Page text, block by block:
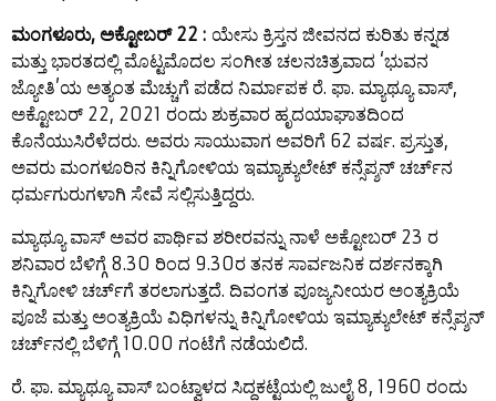
ಮಂಗಳೂರು, ಅಕ್ಟೋಬರ್ 22 : ಯೇಸು ಕ್ರಿಸ್ತನ ಜೀವನದ ಕುರಿತು ಕನ್ನಡ
ಮತ್ತು ಭಾರತದಲ್ಲಿ ಮೊಟ್ಟಮೊದಲ ಸಂಗೀತ ಚಲನಚಿತ್ರವಾದ ‘ಭುವನ
ಜ್ಯೋತಿ’ಯ ಅತ್ಯಂತ ಮೆಚ್ಚುಗೆ ಪಡೆದ ನಿರ್ಮಾಪಕ ರೆ. ಫಾ. ಮ್ಯಾಥ್ಯೂ ವಾಸ್,
ಅಕ್ಟೋಬರ್ 22, 2021 ರಂದು ಶುಕ್ರವಾರ ಹೃದಯಾಘಾತದಿಂದ
ಕೊನೆಯುಸಿರೆಳೆದರು. ಅವರು ಸಾಯುವಾಗ ಅವರಿಗೆ 62 ವರ್ಷ. ಪ್ರಸ್ತುತ,
ಅವರು ಮಂಗಳೂರಿನ ಕಿನ್ನಿಗೋಳಿಯ ಇಮ್ಯಾಕ್ಯುಲೇಟ್ ಕನ್ಸೆಪ್ಶನ್ ಚರ್ಚ್‍ನ
ಧರ್ಮಗುರುಗಳಾಗಿ ಸೇವೆ ಸಲ್ಲಿಸುತ್ತಿದ್ದರು.
ಮ್ಯಾಥ್ಯೂ ವಾಸ್ ಅವರ ಪಾರ್ಥಿವ ಶರೀರವನ್ನು ನಾಳೆ ಅಕ್ಟೋಬರ್ 23 ರ
ಶನಿವಾರ ಬೆಳಿಗ್ಗೆ 8.30 ರಿಂದ 9.30ರ ತನಕ ಸಾರ್ವಜನಿಕ ದರ್ಶನಕ್ಕಾಗಿ
ಕಿನ್ನಿಗೋಳಿ ಚರ್ಚ್‍ಗೆ ತರಲಾಗುತ್ತದೆ. ದಿವಂಗತ ಪೂಜ್ಯನೀಯರ ಅಂತ್ಯಕ್ರಿಯೆ
ಪೂಜೆ ಮತ್ತು ಅಂತ್ಯಕ್ರಿಯೆ ವಿಧಿಗಳನ್ನು ಕಿನ್ನಿಗೋಳಿಯ ಇಮ್ಯಾಕ್ಯುಲೇಟ್ ಕನ್ಸೆಪ್ಶನ್
ಚರ್ಚ್‍ನಲ್ಲಿ ಬೆಳಿಗ್ಗೆ 10.00 ಗಂಟೆಗೆ ನಡೆಯಲಿದೆ.
ರೆ. ಫಾ. ಮ್ಯಾಥ್ಯೂ ವಾಸ್ ಬಂಟ್ವಾಳದ ಸಿದ್ದಕಟ್ಟೆಯಲ್ಲಿ ಜುಲೈ 8, 1960 ರಂದು